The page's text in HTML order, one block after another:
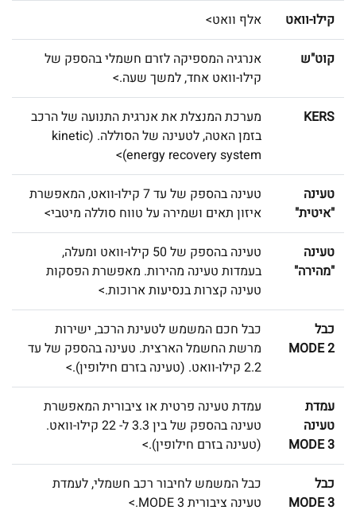
קילו-וואט אלף וואט>
קוט"ש
אנרגיה המספיקה לזרם חשמלי בהספק של
קילו-וואט אחד, למשך שעה.>
KERS
מערכת המנצלת את אנרגית התנועה של הרכב
בזמן האטה, לטעינה של הסוללה. (kinetic
energy recovery system)>
טעינה
"איטית"
טעינה בהספק של עד 7 קילו-וואט, המאפשרת
איזון תאים ושמירה על טווח סוללה מיטבי>
טעינה
"מהירה"
טעינה בהספק של 50 קילו-וואט ומעלה,
בעמדות טעינה מהירות. מאפשרת הפסקות
טעינה קצרות בנסיעות ארוכות.>
כבל
MODE 2
כבל חכם המשמש לטעינת הרכב, ישירות
מרשת החשמל הארצית. טעינה בהספק של עד
2.2 קילו-וואט. (טעינה בזרם חילופין).>
עמדת
טעינה
MODE 3
עמדת טעינה פרטית או ציבורית המאפשרת
טעינה בהספק של בין 3.3 ל- 22 קילו-וואט.
(טעינה בזרם חילופין).>
כבל
MODE 3
כבל המשמש לחיבור רכב חשמלי, לעמדת
טעינה ציבורית MODE 3.>